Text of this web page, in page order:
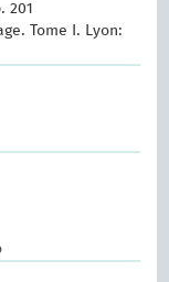
201
Tome I. Lyon: